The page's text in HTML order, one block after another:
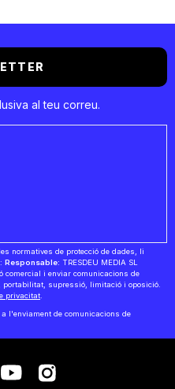
al teu correu.
normatives de protecció de dades, li
Responsable: TRESDEU MEDIA SL
comercial i enviar comunicacions de
portabilitat, supressió, limitació i oposició.
privacitat
l'enviament de comunicacions de